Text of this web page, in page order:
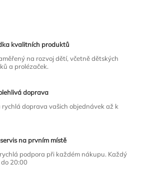
kvalitních produktů
na rozvoj dětí, včetně dětských
a prolézaček.
doprava
rychlá doprava vašich objednávek až k
na prvním místě
podpora při každém nákupu. Každý
20:00